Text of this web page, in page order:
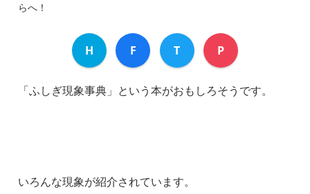
らへ！
H F T P
「ふしぎ現象事典」という本がおもしろそうです。
いろんな現象が紹介されています。